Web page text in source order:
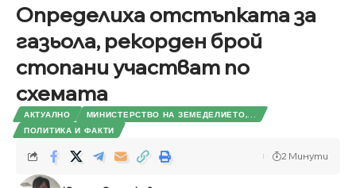
Определиха отстъпката за
газьола, рекорден брой
стопани участват по
схемата
АКТУАЛНО
МИНИСТЕРСТВО НА ЗЕМЕДЕЛИЕТО,...
ПОЛИТИКА И ФАКТИ
2 Минути